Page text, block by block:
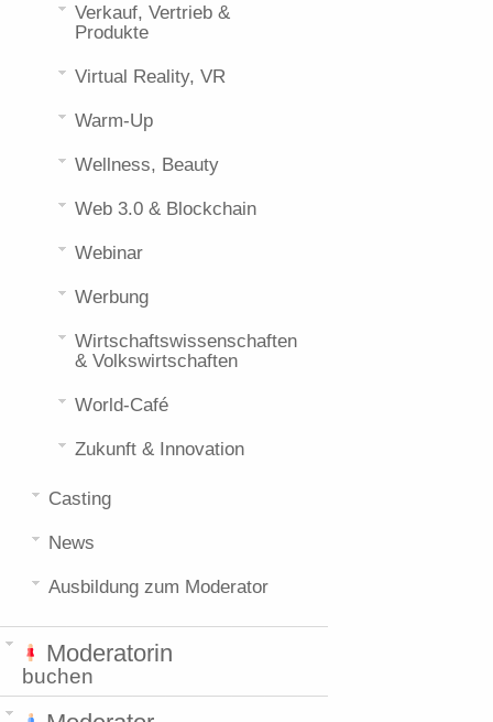
Verkauf, Vertrieb &
Produkte
Virtual Reality, VR
Warm-Up
Wellness, Beauty
Web 3.0 & Blockchain
Webinar
Werbung
Wirtschaftswissenschaften
& Volkswirtschaften
World-Café
Zukunft & Innovation
Casting
News
Ausbildung zum Moderator
Moderatorin
buchen